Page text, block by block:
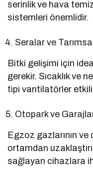
serinlik ve hava
sistemleri önemlidir.
Seralar ve
Bitki gelişimi için
gerekir. Sıcaklık ve
tipi vantilatörler
Otopark ve
Egzoz gazlarının ve
ortamdan
sağlayan cihazlara